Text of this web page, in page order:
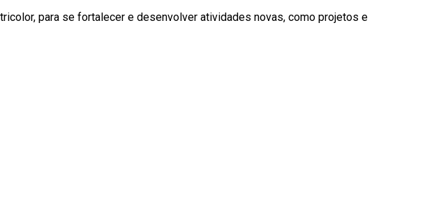
para se fortalecer e desenvolver atividades novas, como projetos e